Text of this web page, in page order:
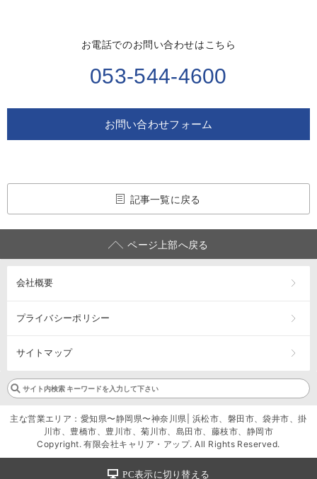
お電話でのお問い合わせはこちら
053-544-4600
お問い合わせフォーム
記事一覧に戻る
ページ上部へ戻る
会社概要
プライバシーポリシー
サイトマップ
主な営業エリア：愛知県〜静岡県〜神奈川県| 浜松市、磐田市、袋井市、掛
川市、豊橋市、豊川市、菊川市、島田市、藤枝市、静岡市
Copyright. 有限会社キャリア・アップ. All Rights Reserved.
PC表示に切り替える